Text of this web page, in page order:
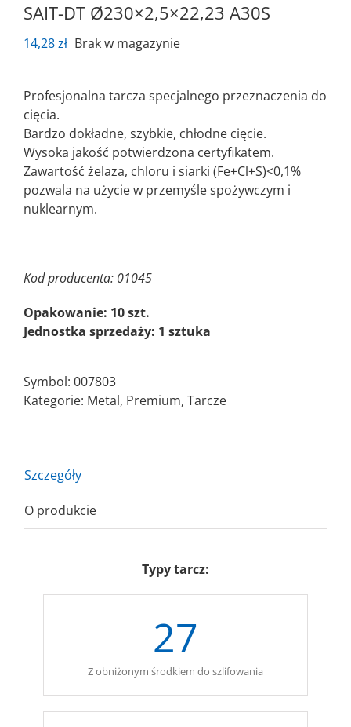
SAIT-DT Ø230×2,5×22,23 A30S
14,28zł Brak w magazynie
Profesjonalna tarcza specjalnego przeznaczenia do
cięcia.
Bardzo dokładne, szybkie, chłodne cięcie.
Wysoka jakość potwierdzona certyfikatem.
Zawartość żelaza, chloru i siarki (Fe+Cl+S)<0,1%
pozwala na użycie w przemyśle spożywczym i
nuklearnym.
Kod producenta: 01045
Opakowanie: 10 szt.
Jednostka sprzedaży: 1 sztuka
Symbol: 007803
Kategorie: Metal, Premium, Tarcze
Szczegóły
O produkcie
Typy tarcz:
27
Z obniżonym środkiem do szlifowania